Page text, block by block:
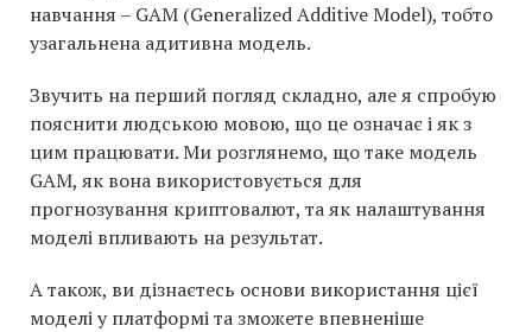
навчання – GAM (Generalized Additive Model), тобто
узагальнена адитивна модель.
Звучить на перший погляд складно, але я спробую
пояснити людською мовою, що це означає і як з
цим працювати. Ми розглянемо, що таке модель
GAM, як вона використовується для
прогнозування криптовалют, та як налаштування
моделі впливають на результат.
А також, ви дізнаєтесь основи використання цієї
моделі у платформі та зможете впевненіше